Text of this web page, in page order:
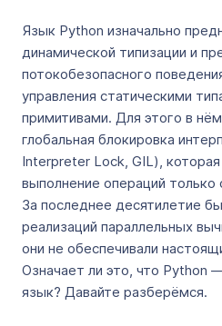
Язык Python изначально
динамической типизации и
потокобезопасного
управления статическими
примитивами. Для этого в
глобальная блокировка
Interpreter Lock, GIL), которая
выполнение операций
За последнее десятилетие
реализаций параллельных
они не обеспечивали
Означает ли это, что Python
язык? Давайте разберёмся.